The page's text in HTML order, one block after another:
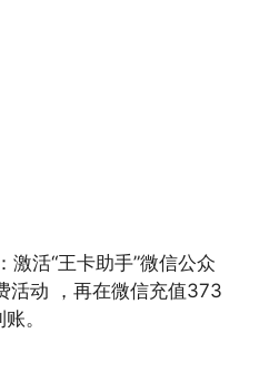
激活“王卡助手”微信公众
活动 ，再在微信充值373
。